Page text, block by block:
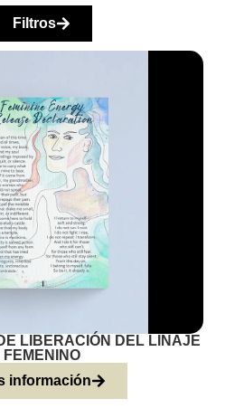
Filtros
LIBERACIÓN DEL LINAJE
FEMENINO
información